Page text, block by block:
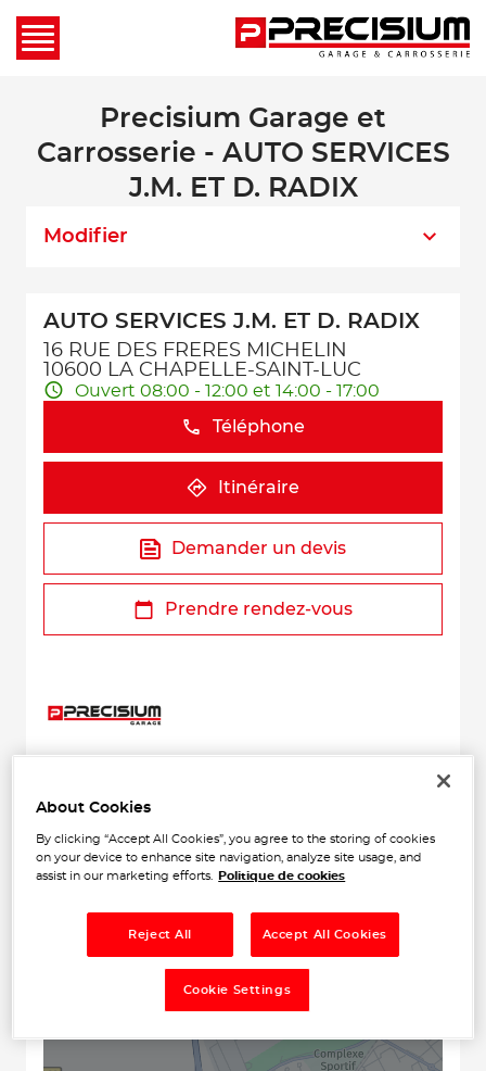
Precisium Garage et
Carrosserie - AUTO SERVICES
J.M. ET D. RADIX
Modifier
AUTO SERVICES J.M. ET D. RADIX
16 RUE DES FRERES MICHELIN
10600 LA CHAPELLE-SAINT-LUC
Ouvert 08:00 - 12:00 et 14:00 - 17:00
Téléphone
Itinéraire
Demander un devis
Prendre rendez-vous
+
About Cookies
By clicking “Accept All Cookies”, you agree to the storing of cookies
on your device to enhance site navigation, analyze site usage, and
assist in our marketing efforts.
Politique de cookies
Reject All Accept All Cookies
Cookie Settings